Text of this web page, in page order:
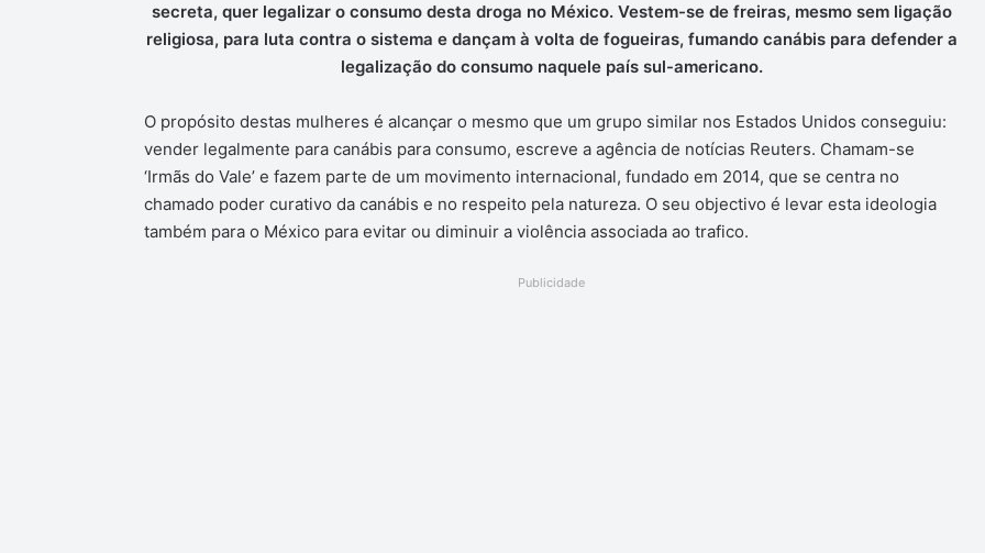
secreta, quer legalizar o consumo desta droga no México. Vestem-se de freiras, mesmo sem ligação
religiosa, para luta contra o sistema e dançam à volta de fogueiras, fumando canábis para defender a
legalização do consumo naquele país sul-americano.
O propósito destas mulheres é alcançar o mesmo que um grupo similar nos Estados Unidos conseguiu:
vender legalmente para canábis para consumo, escreve a agência de notícias Reuters. Chamam-se
‘Irmãs do Vale’ e fazem parte de um movimento internacional, fundado em 2014, que se centra no
chamado poder curativo da canábis e no respeito pela natureza. O seu objectivo é levar esta ideologia
também para o México para evitar ou diminuir a violência associada ao trafico.
Publicidade